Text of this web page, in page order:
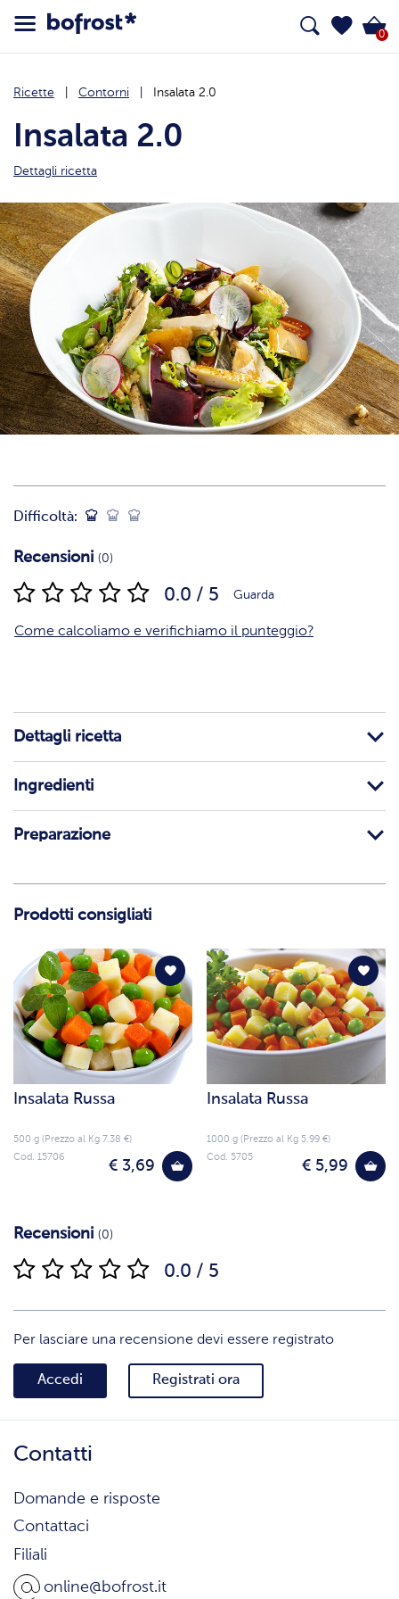
0
Ricette Contorni Insalata 2.0
Insalata 2.0
Dettagli ricetta
Difficoltà:
Recensioni (0)
0.0 / 5 Guarda
Come calcoliamo e verifichiamo il punteggio?
Dettagli ricetta
Ingredienti
Preparazione
Prodotti consigliati
Insalata Russa
500 g (Prezzo al Kg 7.38 €)
€ 3,69
Cod. 15706
Insalata Russa
1000 g (Prezzo al Kg 5.99 €)
€ 5,99
Cod. 5705
Recensioni (0)
0.0 / 5
Per lasciare una recensione devi essere registrato
Accedi Registrati ora
Contatti
Domande e risposte
Contattaci
Filiali
online@bofrost.it